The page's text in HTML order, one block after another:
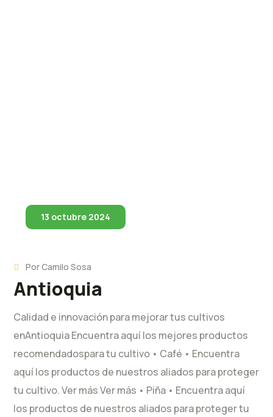
13 octubre 2024
PorCamilo Sosa
Antioquia
Calidad e innovación para mejorar tus cultivos
enAntioquia Encuentra aquí los mejores productos
recomendadospara tu cultivo • Café • Encuentra
aquí los productos de nuestros aliados para proteger
tu cultivo. Ver más Ver más • Piña • Encuentra aquí
los productos de nuestros aliados para proteger tu